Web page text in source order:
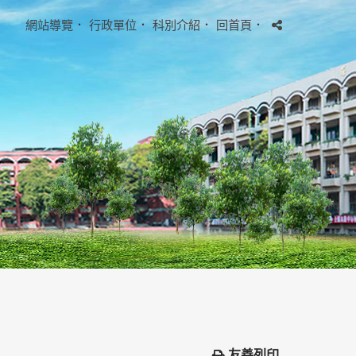
網站導覽 ． 行政單位 ． 科別介紹． 回首頁．